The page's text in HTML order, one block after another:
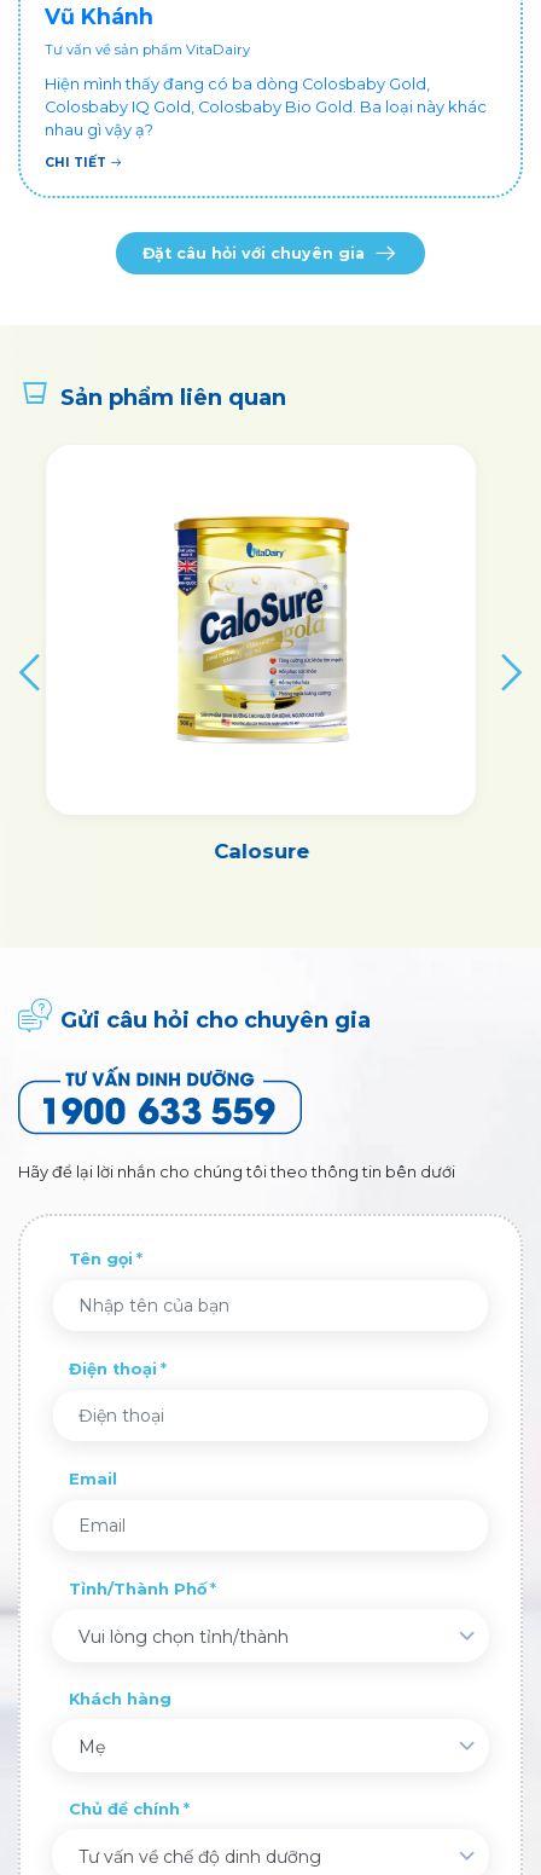
Vũ Khánh
Tư vấn về sản phẩm VitaDairy
Hiện mình thấy đang có ba dòng Colosbaby Gold,
Colosbaby IQ Gold, Colosbaby Bio Gold. Ba loại này khác
nhau gì vậy ạ?
CHI TIẾT
Đặt câu hỏi với chuyên gia
Sản phẩm liên quan
Colos Fresh Milk
Gửi câu hỏi cho chuyên gia
Hãy để lại lời nhắn cho chúng tôi theo thông tin bên dưới
Tên gọi
Điện thoại
Email
Tỉnh/Thành Phố
Vui lòng chọn tỉnh/thành
Khách hàng
Mẹ
Chủ đề chính
Tư vấn về chế độ dinh dưỡng